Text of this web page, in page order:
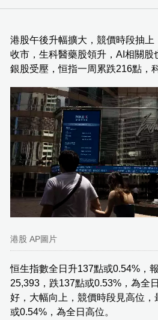
港股午後升幅擴大，競價時段抽上
收市，生科醫藥股領升，AI相關股
銀股受壓，恒指一周累跌216點，
港股 AP圖片
恒生指數全日升137點或0.54%，
25,393，跌137點或0.53%，為全
好，大幅向上，競價時段見高位
或0.54%，為全日高位。